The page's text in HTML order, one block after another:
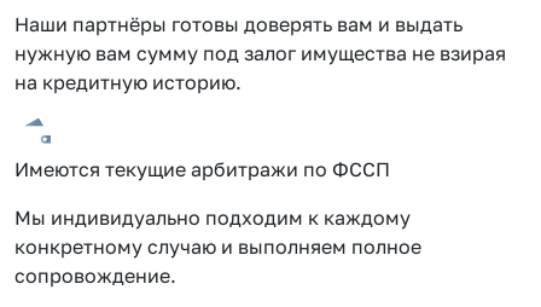
Наши партнёры готовы доверять вам и выдать
нужную вам сумму под залог имущества не взирая
на кредитную историю.
Имеются текущие арбитражи по ФССП
Мы индивидуально подходим к каждому
конкретному случаю и выполняем полное
сопровождение.